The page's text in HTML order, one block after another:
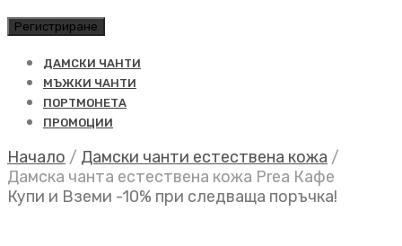
Регистриране
ДАМСКИ ЧАНТИ
МЪЖКИ ЧАНТИ
ПОРТМОНЕТА
ПРОМОЦИИ
Начало / Дамски чанти естествена кожа /
Дамска чанта естествена кожа Prea Кафе
Купи и Вземи -10% при следваща поръчка!